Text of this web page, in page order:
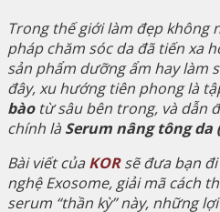
Trong thế giới làm đẹp không
pháp chăm sóc da đã tiến xa
sản phẩm dưỡng ẩm hay làm
đây, xu hướng tiên phong là
bàotừ sâu bên trong, và dẫn
chính là Serum nâng tông da
Bài viết của KORsẽ đưa bạn đi
nghệ Exosome, giải mã cách
serum “thần kỳ” này, những